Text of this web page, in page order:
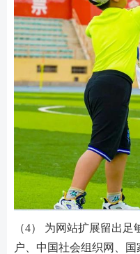
（4） 为网站扩展留出
户、中国社会组织网、